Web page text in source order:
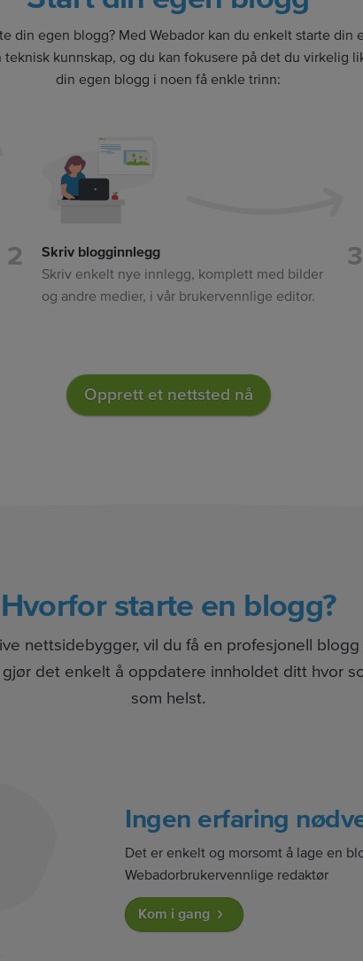
din egen blogg? Med Webador kan du enkelt starte din
kunnskap, og du kan fokusere på det du virkelig
din egen blogg i noen få enkle trinn:
Skriv blogginnlegg
Skriv enkelt nye innlegg, komplett med bilder
og andre medier, i vår brukervennlige editor.
Opprett et nettsted nå
Hvorfor starte en blogg?
nettsidebygger, vil du få en profesjonell
det enkelt å oppdatere innholdet ditt hvor
som helst.
Ingen erfaring
Det er enkelt og morsomt å lage en
Webadorbrukervennlige redaktør
Kom i gang